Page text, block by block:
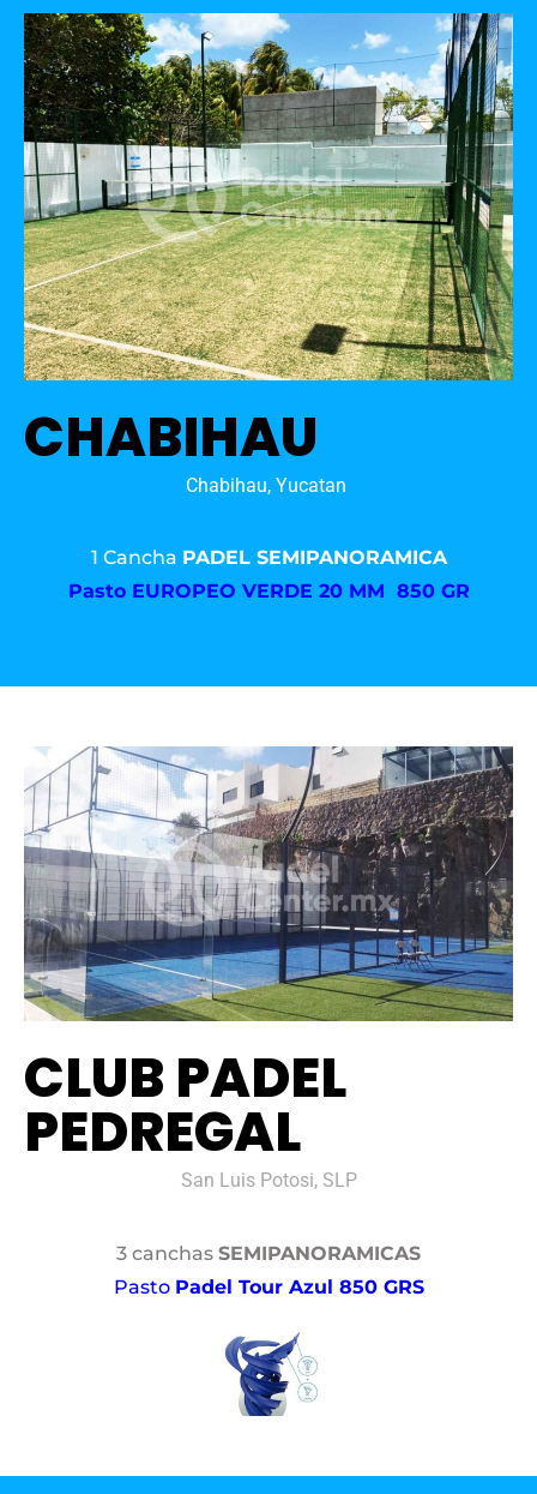
CHABIHAU
Chabihau, Yucatan
1 Cancha PADEL SEMIPANORAMICA
Pasto EUROPEO VERDE 20 MM 850 GR
CLUB PADEL
PEDREGAL
San Luis Potosi, SLP
3 canchas SEMIPANORAMICAS
Pasto Padel Tour Azul 850 GRS